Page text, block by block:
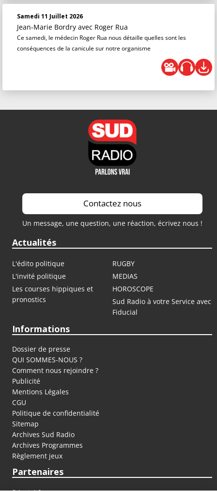
Samedi 11 Juillet 2026
Jean-Marie Bordry avec Roger Rua
Ce samedi, le médecin Roger Rua nous détaille quelles sont les
conséquences de la canicule sur notre organisme
Contactez nous
Un message, une question, une réaction, écrivez nous !
Actualités
L'édito politique
RUGBY
L'invité politique
MEDIAS
Les courses hippiques et
pronostics
HOROSCOPE
Sud Radio à votre Service avec
Fiducial
Informations
Dossier de presse
QUI SOMMES-NOUS ?
Comment nous rejoindre ?
Publicité
Mentions Légales
CGU
Politique de confidentialité
Sitemap
Archives Sud Radio
Archives Programmes
Règlement jeux
Partenaires